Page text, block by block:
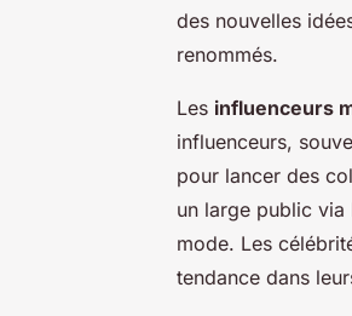
des nouvelles
renommés.
Les influenceurs
influenceurs,
pour lancer des
un large public
mode. Les
tendance dans